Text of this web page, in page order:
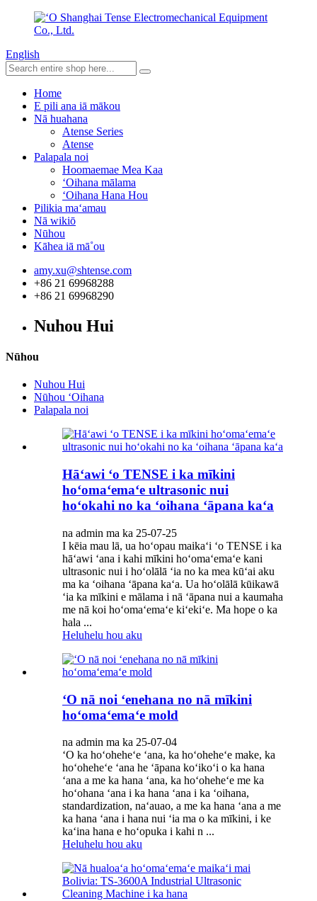
English
Home
E pili ana iā mākou
Nā huahana
Atense Series
Atense
Palapala noi
Hoomaemae Mea Kaa
ʻOihana mālama
ʻOihana Hana Hou
Pilikia maʻamau
Nā wikiō
Nūhou
Kāhea iā mā˚ou
amy.xu@shtense.com
+86 21 69968288
+86 21 69968290
Nuhou Hui
Nūhou
Nuhou Hui
Nūhou ʻOihana
Palapala noi
Hāʻawi ʻo TENSE i ka mīkini
hoʻomaʻemaʻe ultrasonic nui
hoʻokahi no ka ʻoihana ʻāpana kaʻa
na admin ma ka 25-07-25
I kēia mau lā, ua hoʻopau maikaʻi ʻo TENSE i ka
hāʻawi ʻana i kahi mīkini hoʻomaʻemaʻe kani
ultrasonic nui i hoʻolālā ʻia no ka mea kūʻai aku
ma ka ʻoihana ʻāpana kaʻa. Ua hoʻolālā kūikawā
ʻia ka mīkini e mālama i nā ʻāpana nui a kaumaha
me nā koi hoʻomaʻemaʻe kiʻekiʻe. Ma hope o ka
hala ...
Heluhelu hou aku
ʻO nā noi ʻenehana no nā mīkini
hoʻomaʻemaʻe mold
na admin ma ka 25-07-04
ʻO ka hoʻoheheʻe ʻana, ka hoʻoheheʻe make, ka
hoʻoheheʻe ʻana he ʻāpana koʻikoʻi o ka hana
ʻana a me ka hana ʻana, ka hoʻoheheʻe me ka
hoʻohana ʻana i ka hana ʻana i ka ʻoihana,
standardization, naʻauao, a me ka hana ʻana a me
ka hana ʻana i hana nui ʻia ma o ka mīkini, i ke
kaʻina hana e hoʻopuka i kahi n ...
Heluhelu hou aku